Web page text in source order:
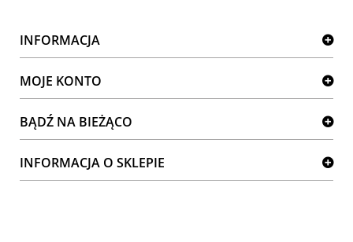
INFORMACJA
MOJE KONTO
BĄDŹ NA BIEŻĄCO
INFORMACJA O SKLEPIE